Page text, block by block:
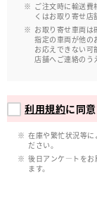
ご注文時に輸送費
くはお取り寄せ店
お取り寄せ車両は
指定の車両が他の
お応えできない可
店舗へご連絡のう
利用規約に同
在庫や繁忙状況等
ださい。
後日アンケ―トをお
ます。